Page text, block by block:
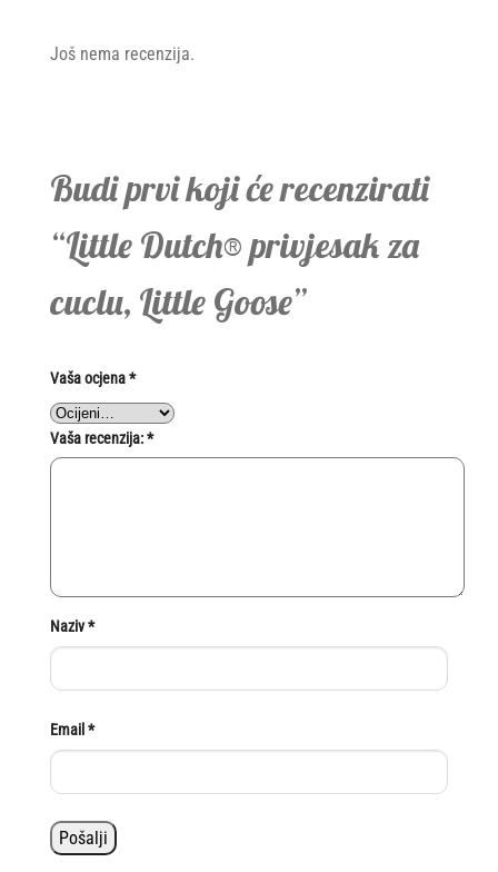
Još nema recenzija.
Budi prvi koji će recenzirati
“Little Dutch® privjesak za
cuclu, Little Goose”
Vaša ocjena*
Vaša recenzija:*
Naziv*
Email *